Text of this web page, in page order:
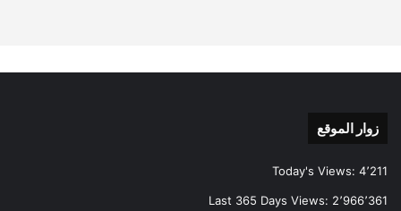
زوار الموقع
Today's Views: 4٬211
Last 365 Days Views: 2٬966٬361